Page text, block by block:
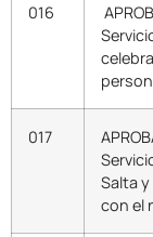
016
017
Salta
con el